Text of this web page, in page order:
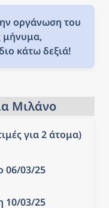
οργάνωση του
μήνυμα,
κάτω δεξιά!
Μιλάνο
για 2 άτομα)
06/03/25
10/03/25